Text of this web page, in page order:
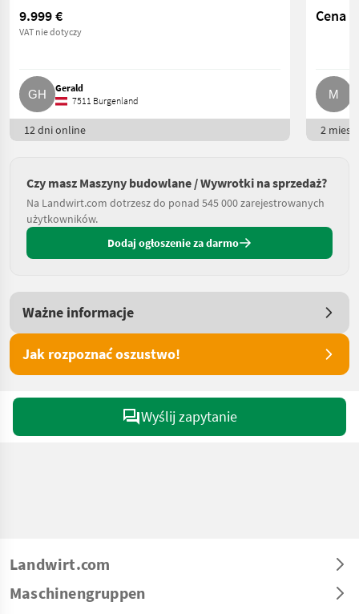
9.999 €
VAT nie dotyczy
Gerald
7511 Burgenland
12 dni online
Cena
2
Czy masz Maszyny budowlane / Wywrotki na sprzedaż?
Na Landwirt.com dotrzesz do ponad 545 000 zarejestrowanych
użytkowników.
Dodaj ogłoszenie za darmo
Ważne informacje
Jak rozpoznać oszustwo!
Wyślij zapytanie
Landwirt.com
Maschinengruppen